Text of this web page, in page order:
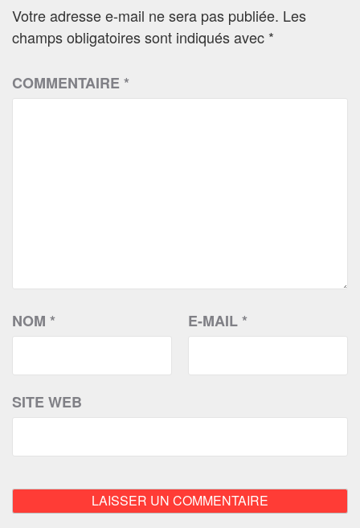
Votre adresse e-mail ne sera pas publiée. Les
champs obligatoires sont indiqués avec *
COMMENTAIRE*
NOM * E-MAIL*
SITE WEB